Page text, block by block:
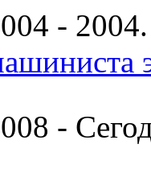
- 2004.
-